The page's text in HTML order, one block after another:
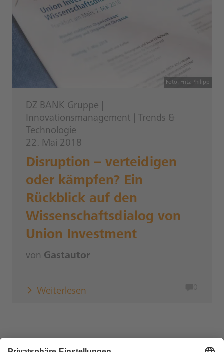
Foto: Fritz Philipp
DZ BANK Gruppe
Innovationsmanagement
Trends &
Technologie
22. Mai 2018
Disruption – verteidigen
oder kämpfen? Ein
Rückblick auf den
Wissenschaftsdialog von
Union Investment
von Gastautor
Weiterlesen